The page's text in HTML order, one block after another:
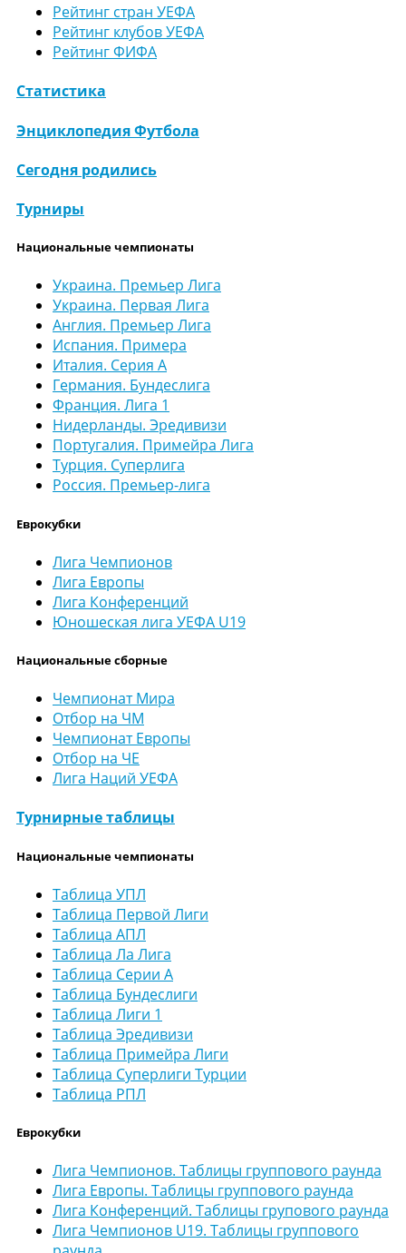
Рейтинг стран УЕФА
Рейтинг клубов УЕФА
Рейтинг ФИФА
Статистика
Энциклопедия Футбола
Сегодня родились
Турниры
Национальные чемпионаты
Украина. Премьер Лига
Украина. Первая Лига
Англия. Премьер Лига
Испания. Примера
Италия. Серия А
Германия. Бундеслига
Франция. Лига 1
Нидерланды. Эредивизи
Португалия. Примейра Лига
Турция. Суперлига
Россия. Премьер-лига
Еврокубки
Лига Чемпионов
Лига Европы
Лига Конференций
Юношеская лига УЕФА U19
Национальные сборные
Чемпионат Мира
Отбор на ЧМ
Чемпионат Европы
Отбор на ЧЕ
Лига Наций УЕФА
Турнирные таблицы
Национальные чемпионаты
Таблица УПЛ
Таблица Первой Лиги
Таблица АПЛ
Таблица Ла Лига
Таблица Серии А
Таблица Бундеслиги
Таблица Лиги 1
Таблица Эредивизи
Таблица Примейра Лиги
Таблица Суперлиги Турции
Таблица РПЛ
Еврокубки
Лига Чемпионов. Таблицы группового раунда
Лига Европы. Таблицы группового раунда
Лига Конференций. Таблицы групового раунда
Лига Чемпионов U19. Таблицы группового